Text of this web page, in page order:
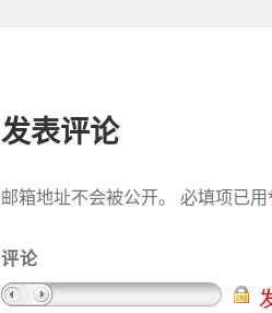
发表评论
邮箱地址不会被公开。 必填项已用
评论